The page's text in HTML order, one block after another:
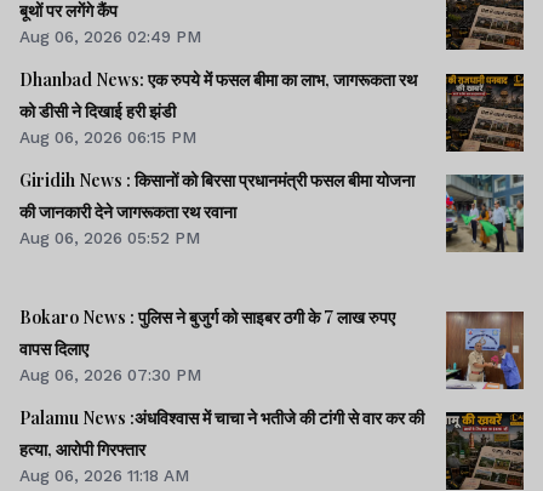
बूथों पर लगेंगे कैंप
Aug 06, 2026 02:49 PM
Dhanbad News: एक रुपये में फसल बीमा का लाभ, जागरूकता रथ
को डीसी ने दिखाई हरी झंडी
Aug 06, 2026 06:15 PM
Giridih News : किसानों को बिरसा प्रधानमंत्री फसल बीमा योजना
की जानकारी देने जागरूकता रथ रवाना
Aug 06, 2026 05:52 PM
Bokaro News : पुलिस ने बुजुर्ग को साइबर ठगी के 7 लाख रुपए
वापस दिलाए
Aug 06, 2026 07:30 PM
Palamu News :अंधविश्वास में चाचा ने भतीजे की टांगी से वार कर की
हत्या, आरोपी गिरफ्तार
Aug 06, 2026 11:18 AM